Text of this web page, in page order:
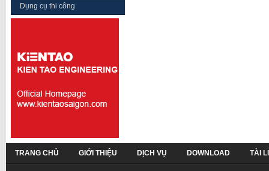
Dụng cụ thi công
TRANG CHỦ GIỚI THIỆU DỊCH VỤ DOWNLOAD TÀI